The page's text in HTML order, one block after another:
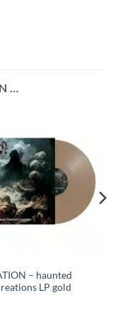
…
– haunted
LP gold